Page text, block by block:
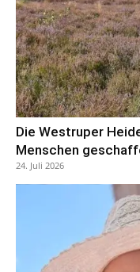
Die Westruper
Menschen
24. Juli 2026